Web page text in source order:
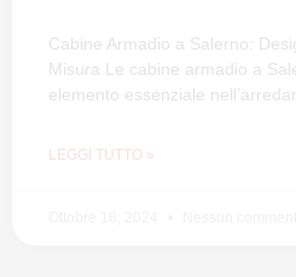
Cabine Armadio a Salerno:
Misura Le cabine armadio a
elemento essenziale
LEGGI TUTTO »